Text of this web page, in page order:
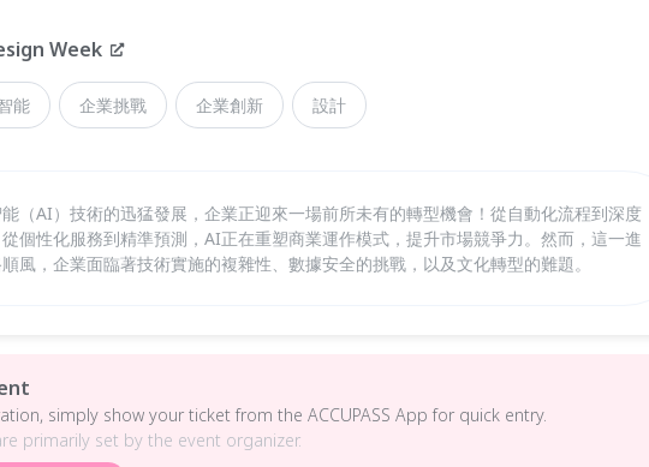
Week
能 企業挑戰 企業創新 設計
（AI）技術的迅猛發展，企業正迎來一場前所未有的轉型機會！從自動化流程到深度
個性化服務到精準預測，AI正在重塑商業運作模式，提升市場競爭力。然而，這一進
風，企業面臨著技術實施的複雜性、數據安全的挑戰，以及文化轉型的難題。
simply show your ticket from the ACCUPASS App for quick entry.
primarily set by the event organizer.